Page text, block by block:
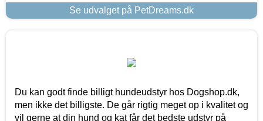
Se udvalget på PetDreams.dk
Du kan godt finde billigt hundeudstyr hos Dogshop.dk,
men ikke det billigste. De går rigtig meget op i kvalitet og
vil gerne at din hund og kat får det bedste udstyr på